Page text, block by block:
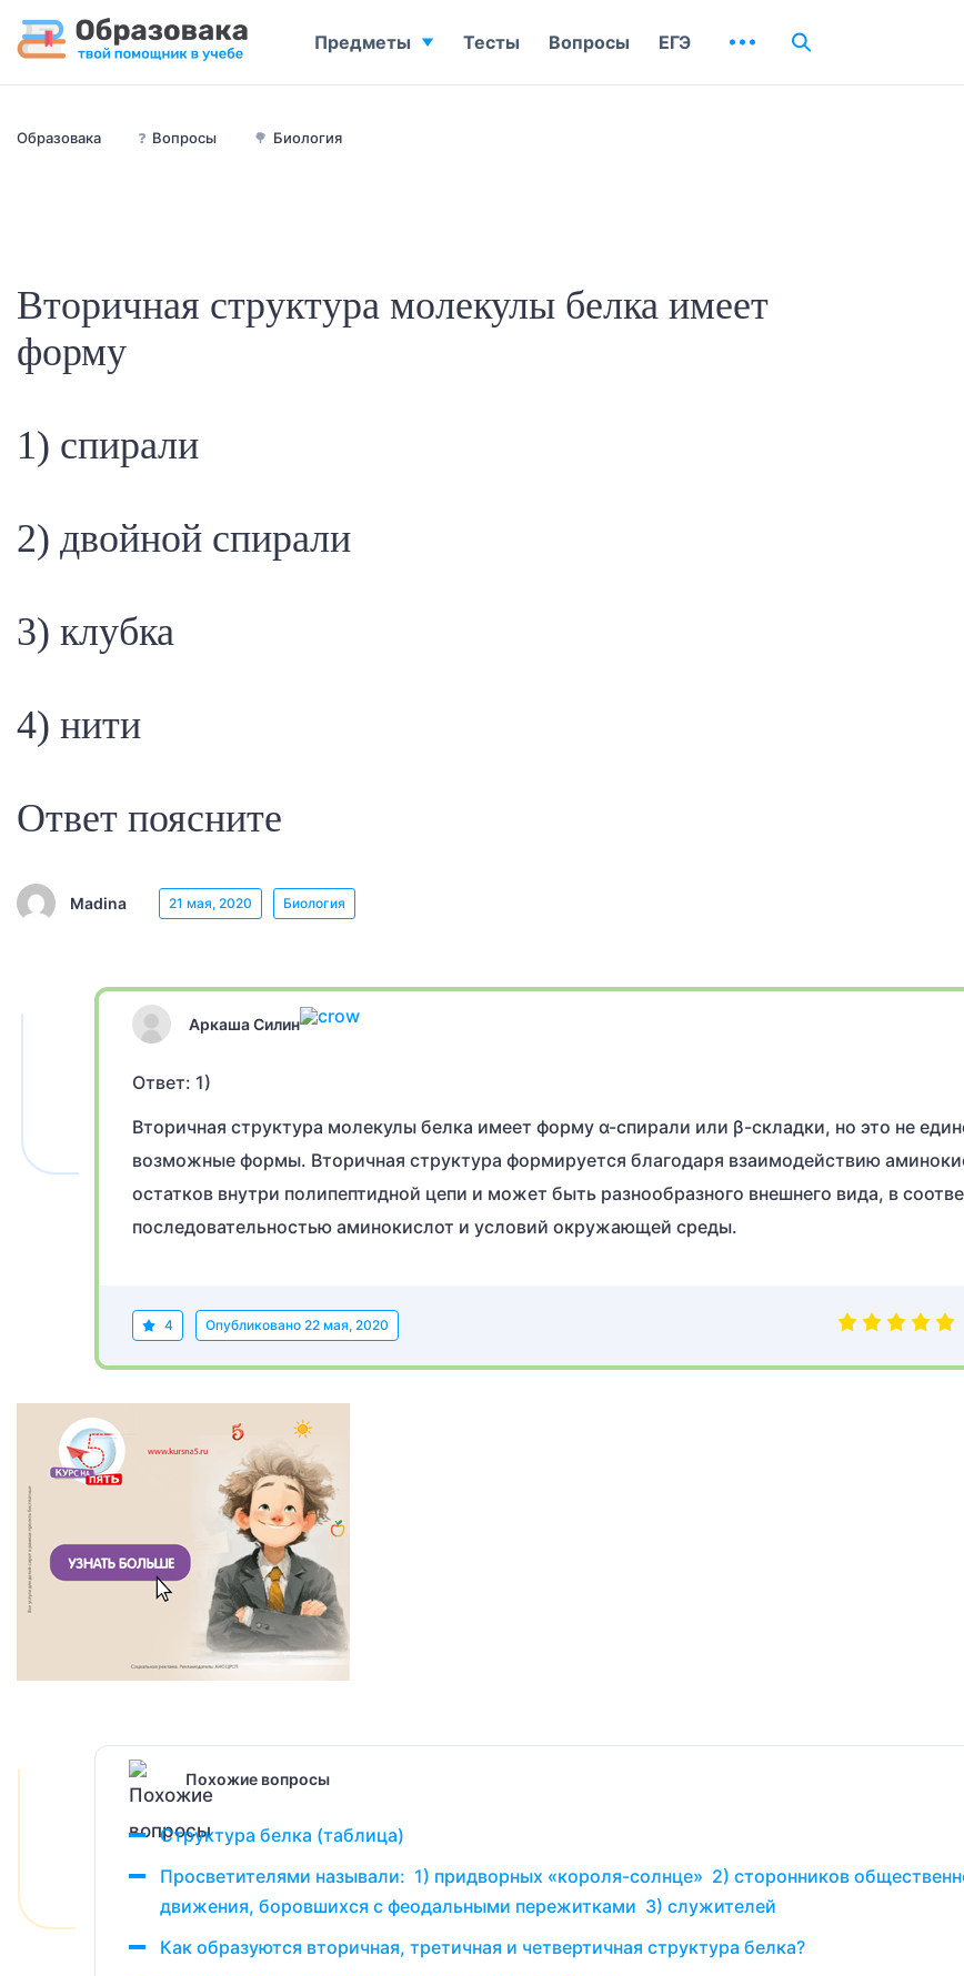
Образовака ❓ Вопросы 🌳 Биология
Вторичная структура молекулы белка имеет
форму
1) спирали
2) двойной спирали
3) клубка
4) нити
Ответ поясните
Madina 21 мая, 2020 Биология
Аркаша Силин
Ответ: 1)
Вторичная структура молекулы белка имеет форму α-спирали или β-складки, но это не
возможные формы. Вторичная структура формируется благодаря взаимодействию
остатков внутри полипептидной цепи и может быть разнообразного внешнего вида, в
последовательностью аминокислот и условий окружающей среды.
4 Опубликовано 22 мая, 2020
Похожие вопросы
Структура белка (таблица)
Просветителями называли: 1) придворных «короля-солнце» 2) сторонников
движения, боровшихся с феодальными пережитками 3) служителей
Как образуются вторичная, третичная и четвертичная структура белка?
Предметы Тесты Вопросы ЕГЭ